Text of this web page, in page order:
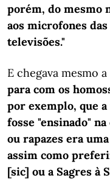
porém, do mesmo
aos microfones
televisões."
E chegava mesmo
para com os
por exemplo, que
fosse "ensinado"
ou rapazes era
assim como
[sic] ou a Sagres à